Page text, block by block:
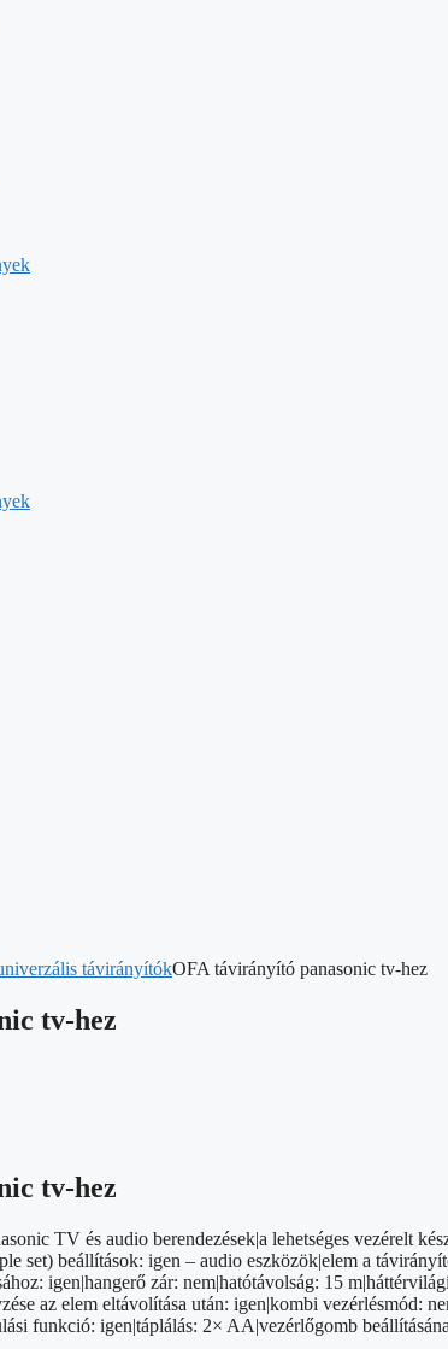
távirányítókOFA távirányító panasonic tv-hez
tv-hez
tv-hez
TV és audio berendezések|a lehetséges vezérelt
set) beállítások: igen – audio eszközök|elem a
igen|hangerő zár: nem|hatótávolság: 15
az elem eltávolítása után: igen|kombi vezérlésmód:
funkció: igen|táplálás: 2× AA|vezérlőgomb